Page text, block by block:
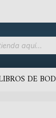
DE BOD